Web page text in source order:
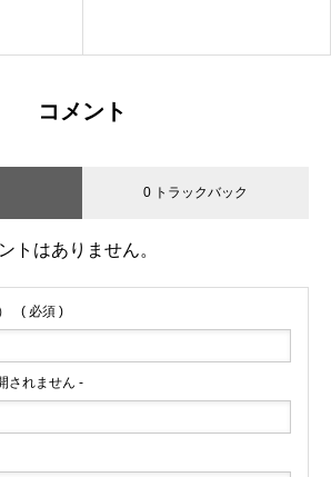
コメント
0 トラックバック
トはありません。
( 必須 )
されません -